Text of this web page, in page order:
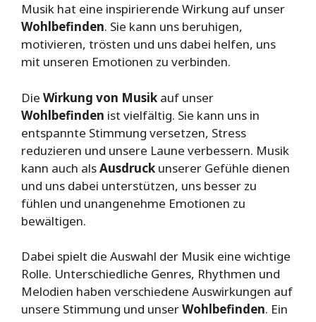
Musik hat eine inspirierende Wirkung auf unser
Wohlbefinden. Sie kann uns beruhigen,
motivieren, trösten und uns dabei helfen, uns
mit unseren Emotionen zu verbinden.
Die Wirkung von Musik auf unser
Wohlbefinden ist vielfältig. Sie kann uns in
entspannte Stimmung versetzen, Stress
reduzieren und unsere Laune verbessern. Musik
kann auch alsAusdruck unserer Gefühle dienen
und uns dabei unterstützen, uns besser zu
fühlen und unangenehme Emotionen zu
bewältigen.
Dabei spielt die Auswahl der Musik eine wichtige
Rolle. Unterschiedliche Genres, Rhythmen und
Melodien haben verschiedene Auswirkungen auf
unsere Stimmung und unserWohlbefinden. Ein